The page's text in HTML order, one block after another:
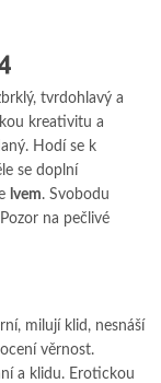
tvrdohlavý a
kreativitu a
Hodí se k
se doplní
lvem. Svobodu
na pečlivé
milují klid, nesnáší
věrnost.
a klidu. Erotickou